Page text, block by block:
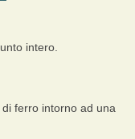
intero.
di ferro intorno ad una